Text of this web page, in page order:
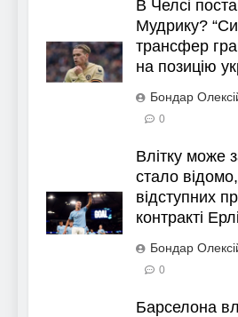
В Челсі
Мудрику?
трансфер
на позицію
Бондар
0
Влітку може
стало
відступних
контракті
Бондар
0
Барселона